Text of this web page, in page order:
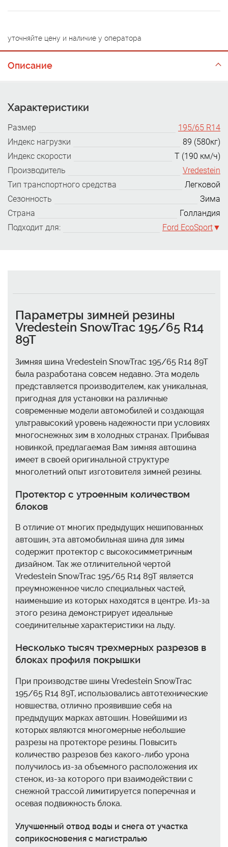
уточняйте цену и наличие у оператора
Описание
Характеристики
Размер
195/65 R14
Индекс нагрузки
89 (580кг)
Индекс скорости
T (190 км/ч)
Производитель
Vredestein
Тип транспортного средства
Легковой
Сезонность
Зима
Страна
Голландия
Подходит для:
Ford EcoSport
Параметры зимней резины
Vredestein SnowTrac 195/65 R14
89T
Зимняя шина Vredestein SnowTrac 195/65 R14 89T
была разработана совсем недавно. Эта модель
представляется производителем, как уникальная,
пригодная для установки на различные
современные модели автомобилей и создающая
ультравысокий уровень надежности при условиях
многоснежных зим в холодных странах. Прибывая
новинкой, предлагаемая Вам зимняя автошина
имеет в своей оригинальной структуре
многолетний опыт изготовителя зимней резины.
Протектор с утроенным количеством
блоков
В отличие от многих предыдущих нешипованных
автошин, эта автомобильная шина для зимы
содержит протектор с высокосимметричным
дизайном. Так же отличительной чертой
Vredestein SnowTrac 195/65 R14 89T является
преумноженное число специальных частей,
наименьшие из которых находятся в центре. Из-за
этого резина демонстрирует идеальные
соединительные характеристики на льду.
Несколько тысяч трехмерных разрезов в
блоках профиля покрышки
При производстве шины Vredestein SnowTrac
195/65 R14 89T, использовались автотехнические
новшества, отлично проявившие себя на
предыдущих марках автошин. Новейшими из
которых являются многомерные небольшие
разрезы на протекторе резины. Повысить
количество разрезов без какого-либо урона
получилось из-за объемного расположения их
стенок, из-за которого при взаимодействии с
снежной трассой лимитируется поперечная и
осевая подвижность блока.
Улучшенный отвод воды и снега от участка
соприкосновения с магистралью